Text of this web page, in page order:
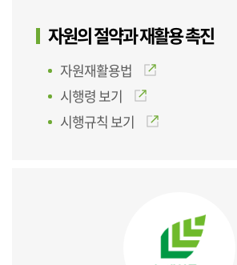
자원의 절약과 재활용 촉진
자원재활용법
시행령 보기
시행규칙 보기